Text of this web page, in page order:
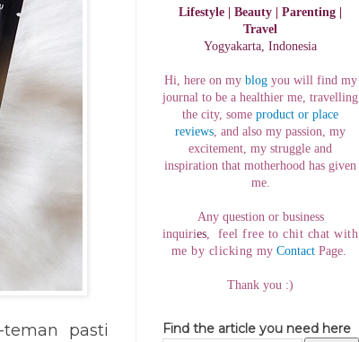
pasti
Lifestyle | Beauty | Parenting |
Travel
Yogyakarta, Indonesia
Hi, here on my blogyou will find my
journal to be a healthier me, travelling
the city, some product or place
reviews , and also my passion, my
excitement, my struggle and
inspiration that motherhood has given
me.
Any question or business
inquiries feel free to chit chat with
me by clicking my ContactPage.
Thank you :)
Find the article you need here